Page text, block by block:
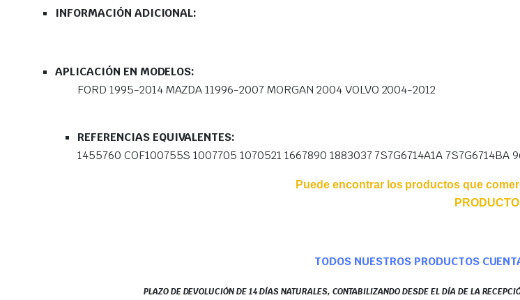
INFORMACIÓN ADICIONAL:
APLICACIÓN EN MODELOS:
FORD 1995-2014 MAZDA 11996-2007 MORGAN 2004 VOLVO 2004-2012
REFERENCIAS EQUIVALENTES:
1455760 COF100755S 1007705 1070521 1667890 1883037 7S7G6714A1A 7S7G6714BA
Puede encontrar los productos que
TODOS NUESTROS PRODUCTOS
PLAZO DE DEVOLUCIÓN DE 14 DÍAS NATURALES, CONTABILIZANDO DESDE EL DÍA DE LA